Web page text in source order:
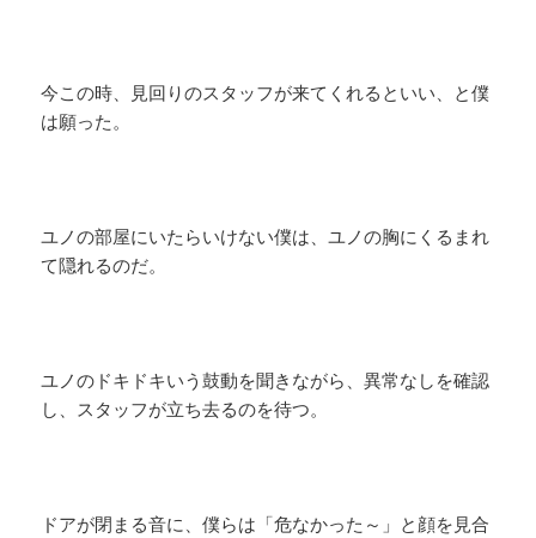
今この時、見回りのスタッフが来てくれるといい、と僕
は願った。
ユノの部屋にいたらいけない僕は、ユノの胸にくるまれ
て隠れるのだ。
ユノのドキドキいう鼓動を聞きながら、異常なしを確認
し、スタッフが立ち去るのを待つ。
ドアが閉まる音に、僕らは「危なかった～」と顔を見合